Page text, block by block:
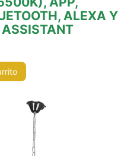
ALEXA Y
ASSISTANT